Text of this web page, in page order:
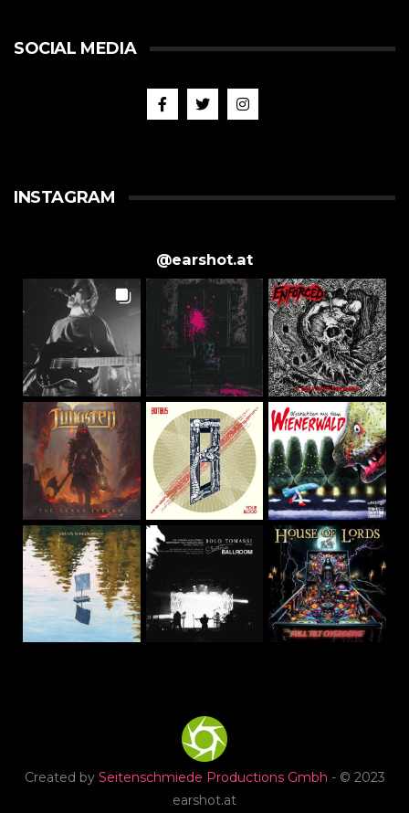
SOCIAL MEDIA
INSTAGRAM
@earshot.at
Created by Seitenschmiede Productions Gmbh - © 2023
earshot.at